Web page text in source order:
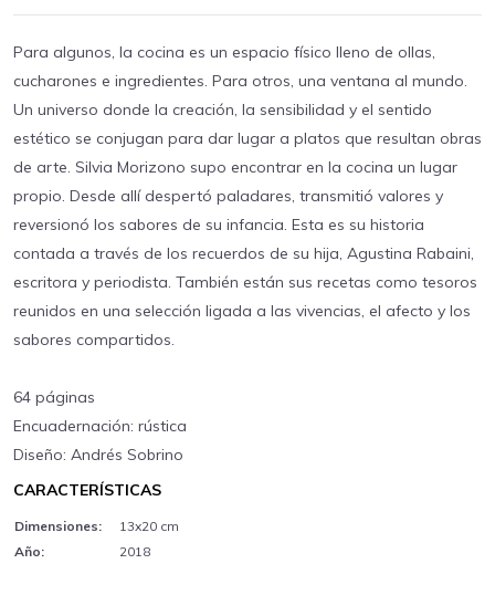
Para algunos, la cocina es un espacio físico lleno de ollas,
cucharones e ingredientes. Para otros, una ventana al mundo.
Un universo donde la creación, la sensibilidad y el sentido
estético se conjugan para dar lugar a platos que resultan obras
de arte. Silvia Morizono supo encontrar en la cocina un lugar
propio. Desde allí despertó paladares, transmitió valores y
reversionó los sabores de su infancia. Esta es su historia
contada a través de los recuerdos de su hija, Agustina Rabaini,
escritora y periodista. También están sus recetas como tesoros
reunidos en una selección ligada a las vivencias, el afecto y los
sabores compartidos.
64 páginas
Encuadernación: rústica
Diseño: Andrés Sobrino
CARACTERÍSTICAS
Dimensiones:
13x20 cm
Año:
2018